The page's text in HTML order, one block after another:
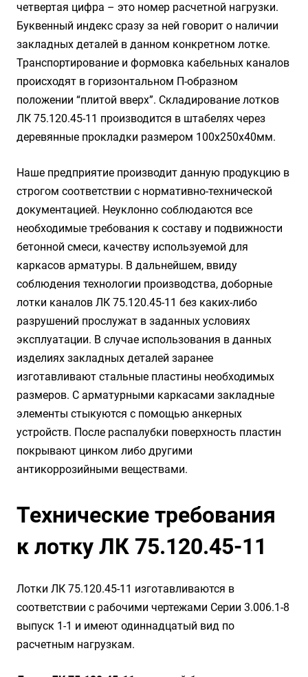
четвертая цифра – это номер расчетной нагрузки.
Буквенный индекс сразу за ней говорит о наличии
закладных деталей в данном конкретном лотке.
Транспортирование и формовка кабельных каналов
происходят в горизонтальном П-образном
положении “плитой вверх”. Складирование лотков
ЛК 75.120.45-11 производится в штабелях через
деревянные прокладки размером 100х250х40мм.
Наше предприятие производит данную продукцию в
строгом соответствии с нормативно-технической
документацией. Неуклонно соблюдаются все
необходимые требования к составу и подвижности
бетонной смеси, качеству используемой для
каркасов арматуры. В дальнейшем, ввиду
соблюдения технологии производства, доборные
лотки каналов ЛК 75.120.45-11 без каких-либо
разрушений прослужат в заданных условиях
эксплуатации. В случае использования в данных
изделиях закладных деталей заранее
изготавливают стальные пластины необходимых
размеров. С арматурными каркасами закладные
элементы стыкуются с помощью анкерных
устройств. После распалубки поверхность пластин
покрывают цинком либо другими
антикоррозийными веществами.
Технические требования
к лотку ЛК 75.120.45-11
Лотки ЛК 75.120.45-11 изготавливаются в
соответствии с рабочими чертежами Серии 3.006.1-8
выпуск 1-1 и имеют одиннадцатый вид по
расчетным нагрузкам.